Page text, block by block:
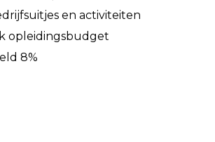
en activiteiten
opleidingsbudget
8%